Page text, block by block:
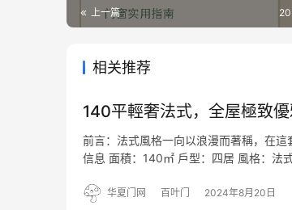
上一篇
相关推荐
140平輕奢法式，全屋極致
前言：法式風格一向以浪漫而著稱，在
信息 面積：140㎡ 戶型：四居 風格：法
华夏门网 百叶门 2024年8月20日